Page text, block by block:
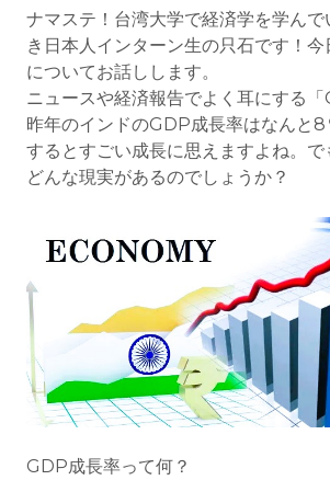
ナマステ！台湾大学で経済学を学ん
き日本人インターン生の只石です！
についてお話しします。
ニュースや経済報告でよく耳にする「
昨年のインドのGDP成長率はなんと8
するとすごい成長に思えますよね。
どんな現実があるのでしょうか？
GDP成長率って何？